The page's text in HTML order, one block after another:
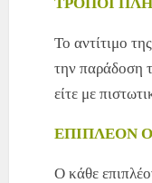
Το αντίτιμο
την παράδοση
είτε με
ΕΠΙΠΛΕΟΝ
Ο κάθε